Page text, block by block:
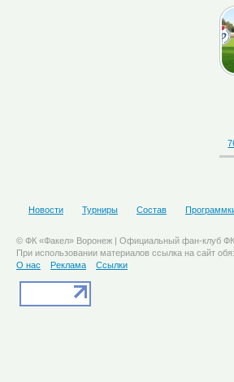
Новости Турниры Состав
© ФК «Факел» Воронеж | Официальный фан-клуб
При использовании материалов ссылка на сайт
О нас
Реклама Ссылки